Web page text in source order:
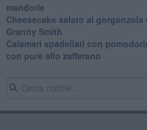
mandorle
Cheesecake salato al
Granny Smith
Calamari spadellati con
con purè allo zafferano